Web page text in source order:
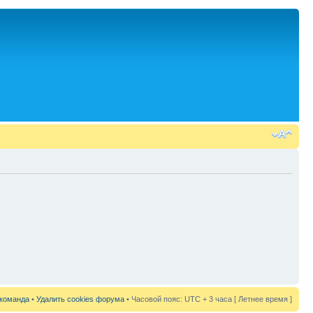
• Удалить cookies форума • Часовой пояс: UTC + 3 часа [ Летнее время ]